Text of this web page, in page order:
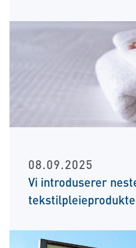
08.09.2025
Vi introduserer